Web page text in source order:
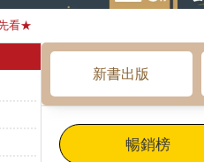
看★
新書出版
暢銷榜